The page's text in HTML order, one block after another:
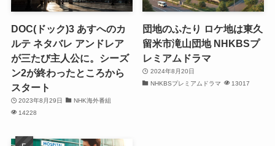
DOC(ドック)3 あすへのカ
ルテ ネタバレ アンドレア
が三たび主人公に。シーズ
ン2が終わったところから
スタート
2023年8月29日
NHK海外番組
14228
団地のふたり ロケ地は東久
留米市滝山団地 NHKBSプ
レミアムドラマ
2024年8月20日
NHKBSプレミアムドラマ
13017